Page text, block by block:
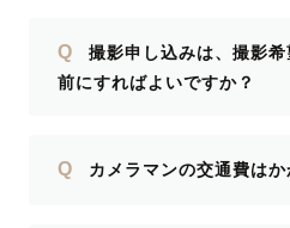
Q
撮影申し込みは、撮影
前にすればよいですか？
Q カメラマンの交通費はか